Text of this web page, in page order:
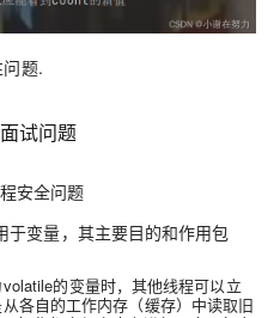
题.
试问题
安全问题
于变量，其主要目的和作用包
volatile的变量时，其他线程可以立
各自的工作内存（缓存） 中读取旧